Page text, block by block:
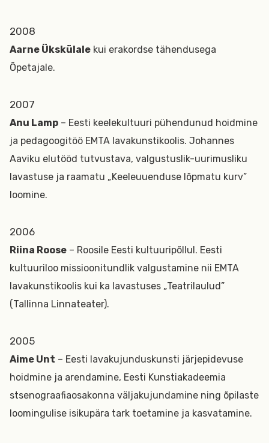
2008
Aarne Ükskülale kui erakordse tähendusega
Õpetajale.
2007
Anu Lamp – Eesti keelekultuuri pühendunud hoidmine
ja pedagoogitöö EMTA lavakunstikoolis. Johannes
Aaviku elutööd tutvustava, valgustuslik-uurimusliku
lavastuse ja raamatu „Keeleuuenduse lõpmatu kurv”
loomine.
2006
Riina Roose – Roosile Eesti kultuuripõllul. Eesti
kultuuriloo missioonitundlik valgustamine nii EMTA
lavakunstikoolis kui ka lavastuses „Teatrilaulud”
(Tallinna Linnateater).
2005
Aime Unt – Eesti lavakujunduskunsti järjepidevuse
hoidmine ja arendamine, Eesti Kunstiakadeemia
stsenograafiaosakonna väljakujundamine ning õpilaste
loomingulise isikupära tark toetamine ja kasvatamine.